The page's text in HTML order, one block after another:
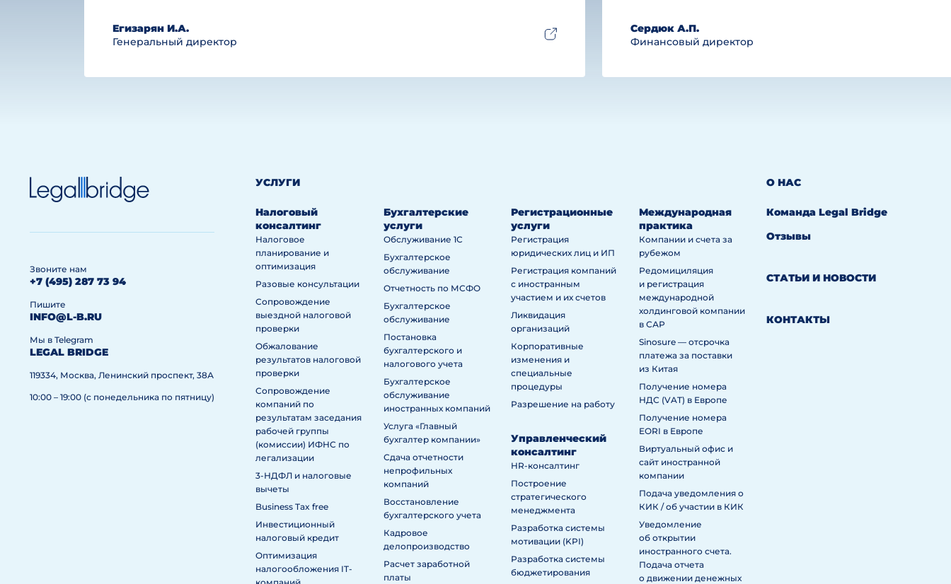
Егизарян И.А.
Генеральный директор
Сердюк А.П.
Финансовый директор
Звоните нам
+7 (495) 287 73 94
Пишите
INFO@L-B.RU
Мы в Telegram
LEGAL BRIDGE
119334, Москва, Ленинский проспект, 38А
10:00 – 19:00 (с понедельника по пятницу)
УСЛУГИ
Налоговый
консалтинг
Налоговое
планирование и
оптимизация
Разовые консультации
Сопровождение
выездной налоговой
проверки
Обжалование
результатов налоговой
проверки
Сопровождение
компаний по
результатам заседания
рабочей группы
(комиссии) ИФНС по
легализации
3-НДФЛ и налоговые
вычеты
Business Tax free
Инвестиционный
налоговый кредит
Оптимизация
налогообложения IT-
Бухгалтерские
услуги
Обслуживание 1С
Бухгалтерское
обслуживание
Отчетность по МСФО
Бухгалтерское
обслуживание
Постановка
бухгалтерского и
налогового учета
Бухгалтерское
обслуживание
иностранных компаний
Услуга «Главный
бухгалтер компании»
Сдача отчетности
непрофильных
компаний
Восстановление
бухгалтерского учета
Кадровое
делопроизводство
Расчет заработной
платы
Регистрационные
услуги
Регистрация
юридических лиц и ИП
Регистрация компаний
с иностранным
участием и их счетов
Ликвидация
организаций
Корпоративные
изменения и
специальные
процедуры
Разрешение на работу
Управленческий
консалтинг
HR-консалтинг
Построение
стратегического
менеджмента
Разработка системы
мотивации (KPI)
Разработка системы
бюджетирования
Международная
практика
Компании и счета за
рубежом
Редомициляция
и регистрация
международной
холдинговой компании
в САР
Sinosure — отсрочка
платежа за поставки
из Китая
Получение номера
НДС (VAT) в Европе
Получение номера
EORI в Европе
Виртуальный офис и
сайт иностранной
компании
Подача уведомления о
КИК / об участии в КИК
Уведомление
об открытии
иностранного счета.
Подача отчета
о движении денежных
О НАС
Команда Legal Bridge
Отзывы
СТАТЬИ И НОВОСТИ
КОНТАКТЫ